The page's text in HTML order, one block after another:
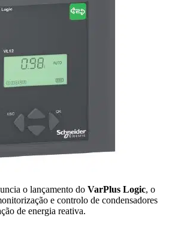
o lançamento do VarPlus Logic, o
e controlo de condensadores
de energia reativa.